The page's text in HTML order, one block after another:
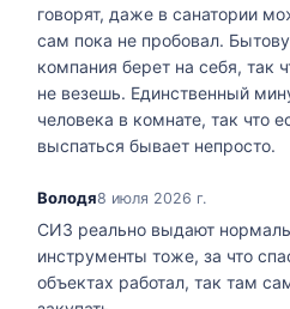
говорят, даже в санатории
сам пока не пробовал.
компания берет на себя, так
не везешь. Единственный
человека в комнате, так что
выспаться бывает непросто.
Володя8 июля 2026 г.
СИЗ реально выдают
инструменты тоже, за что
объектах работал, так там